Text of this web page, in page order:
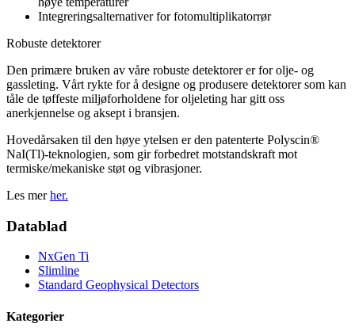
Integreringsalternativer for fotomultiplikatorrør
Robuste detektorer
Den primære bruken av våre robuste detektorer er for olje- og
gassleting. Vårt rykte for å designe og produsere detektorer som kan
tåle de tøffeste miljøforholdene for oljeleting har gitt oss
anerkjennelse og aksept i bransjen.
Hovedårsaken til den høye ytelsen er den patenterte Polyscin®
NaI(Tl)-teknologien, som gir forbedret motstandskraft mot
termiske/mekaniske støt og vibrasjoner.
Les merher.
Datablad
NxGen Ti
Slimline
Standard Geophysical Detectors
Kategorier